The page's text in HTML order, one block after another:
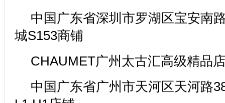
中国广东省深圳市罗湖区宝安南
城S153商铺
CHAUMET广州太古汇高级精品
中国广东省广州市天河区天河路